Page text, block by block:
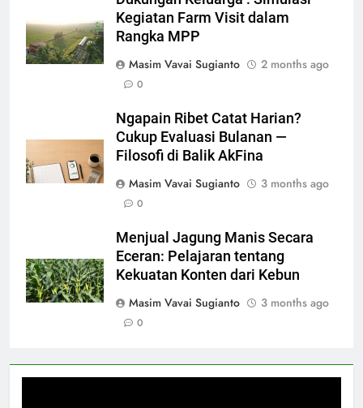
Kegiatan Farm Visit dalam
Rangka MPP
Masim Vavai Sugianto
2 months ago
0
Ngapain Ribet Catat Harian?
Cukup Evaluasi Bulanan —
Filosofi di Balik AkFina
Masim Vavai Sugianto
3 months ago
0
Menjual Jagung Manis Secara
Eceran: Pelajaran tentang
Kekuatan Konten dari Kebun
Masim Vavai Sugianto
3 months ago
0